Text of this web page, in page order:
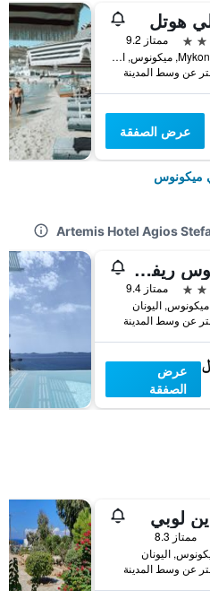
هوتل
ممتاز 9.2
Mykonos Town, ميكونوس, اليونان
عرض الصفقة
ميكونوس
ميكونوس ريفييرا هوتل آند سبا أ ميمبر أوف سمول لاكشري هوتلز أوف ذا وورلد
ممتاز 9.4
عرض
الصفقة
لوبي
ممتاز 8.3